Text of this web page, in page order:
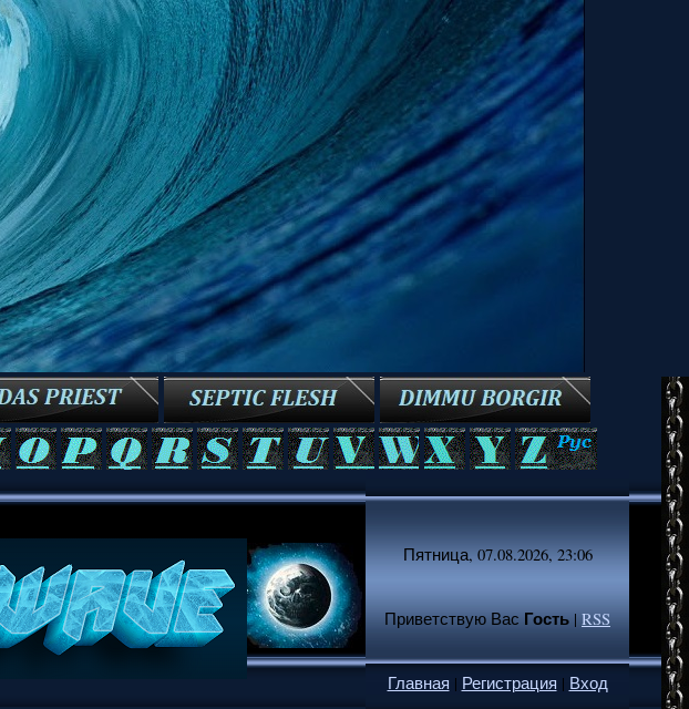
Пятница, 07.08.2026, 23:06
Приветствую Вас Гость|RSS
Главная | Регистрация | Вход